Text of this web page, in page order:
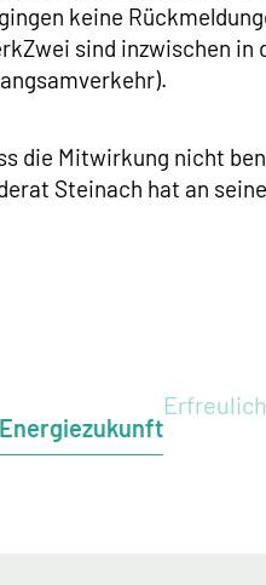
keine
sind inzwischen
die Mitwirkung nicht
Steinach hat an